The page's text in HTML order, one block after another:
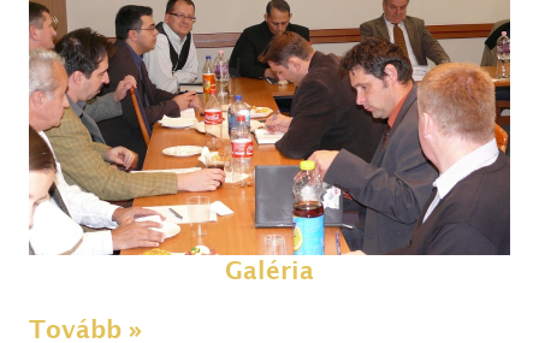
Galéria
Tovább »